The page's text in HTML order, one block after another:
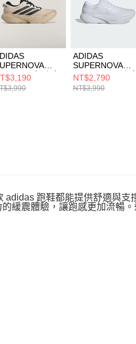
形，恩沛科技股份有限公司將有權停止該用
動。
3 W 女 跑步
KI3617
ADIDAS
SUPERNOVA
RISE 3 M 男 跑步
鞋 JP8673
NT$2,790
NT$3,990
跑鞋都能提供舒適與支
緩震體驗，讓跑感更加流暢